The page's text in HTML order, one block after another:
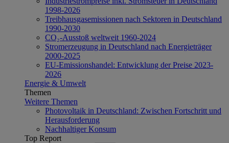
1998-2026
Treibhausgasemissionen nach Sektoren in Deutschland
1990-2030
CO₂-Ausstoß weltweit 1960-2024
Stromerzeugung in Deutschland nach Energieträger
2000-2025
EU-Emissionshandel: Entwicklung der Preise 2023-
2026
Energie & Umwelt
Themen
Weitere Themen
Photovoltaik in Deutschland: Zwischen Fortschritt und
Herausforderung
Nachhaltiger Konsum
Top Report